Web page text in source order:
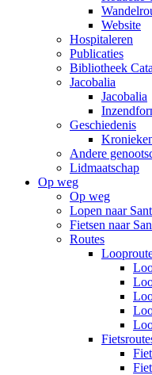
Website
Hospitaleren
Publicaties
Bibliotheek
Jacobalia
Jacobalia
Geschiedenis
Andere
Lidmaatschap
Op weg
Op weg
Lopen naar
Fietsen naar
Routes